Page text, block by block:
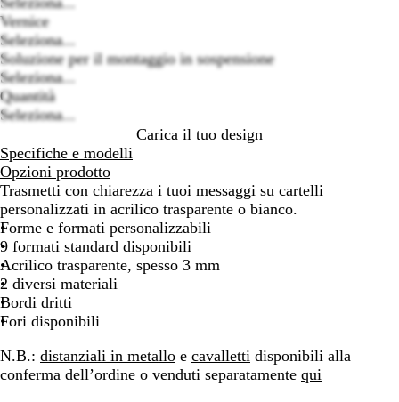
Vernice
Seleziona...
Soluzione per il montaggio in sospensione
Seleziona...
Quantità
Seleziona...
Carica il tuo design
Specifiche e modelli
Opzioni prodotto
Trasmetti con chiarezza i tuoi messaggi su cartelli
personalizzati in acrilico trasparente o bianco.
Forme e formati personalizzabili
9 formati standard disponibili
Acrilico trasparente, spesso 3 mm
2 diversi materiali
Bordi dritti
Fori disponibili
N.B.: distanziali in metallo e cavalletti disponibili alla
conferma dell’ordine o venduti separatamente qui